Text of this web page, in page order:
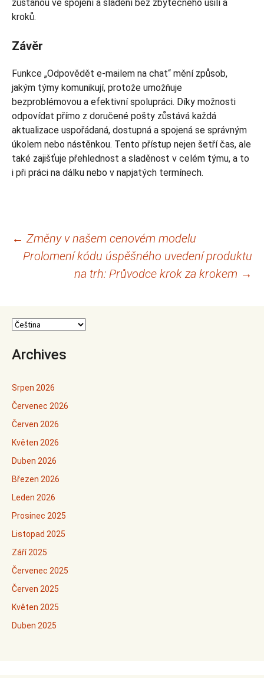
zůstanou ve spojení a sladění bez zbytečného úsilí a
kroků.
Závěr
Funkce „Odpovědět e-mailem na chat“ mění způsob,
jakým týmy komunikují, protože umožňuje
bezproblémovou a efektivní spolupráci. Díky možnosti
odpovídat přímo z doručené pošty zůstává každá
aktualizace uspořádaná, dostupná a spojená se správným
úkolem nebo nástěnkou. Tento přístup nejen šetří čas, ale
také zajišťuje přehlednost a sladěnost v celém týmu, a to
i při práci na dálku nebo v napjatých termínech.
Navigace
pro
← Změny v našem cenovém modelu
Prolomení kódu úspěšného uvedení produktu
na trh: Průvodce krok za krokem →
Archives
Srpen 2026
Červenec 2026
Červen 2026
Květen 2026
Duben 2026
Březen 2026
Leden 2026
Prosinec 2025
Listopad 2025
Září 2025
Červenec 2025
Červen 2025
Květen 2025
Duben 2025